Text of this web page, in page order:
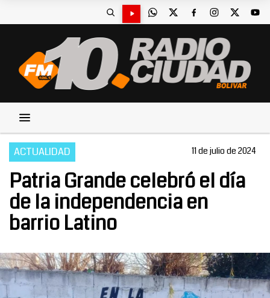
ACTUALIDAD 11 de julio de 2024
Patria Grande celebró el día
de la independencia en
barrio Latino